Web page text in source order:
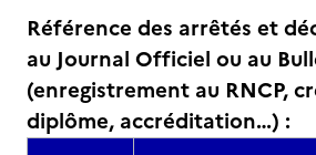
Référence des arrêtés et
au Journal Officiel ou au
(enregistrement au RNCP,
diplôme, accréditation…) :